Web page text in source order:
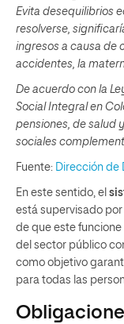
Evita desequilibrios
resolverse,
ingresos a causa de
accidentes, la
De acuerdo con la
Social Integral en
pensiones, de salud
sociales
Fuente: Dirección de
En este sentido, el
está supervisado
de que este
del sector público
como objetivo
para todas las